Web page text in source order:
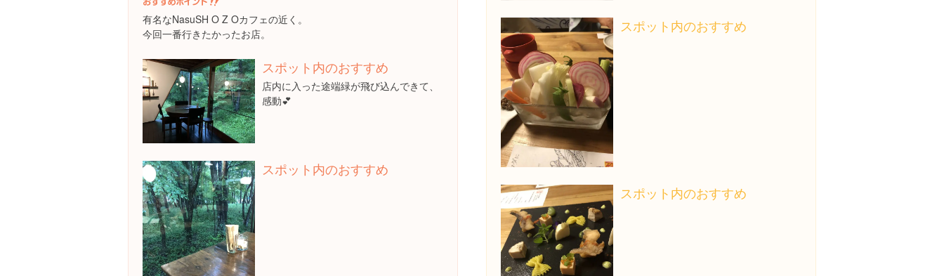
有名なNasuSH O Z Oカフェの近く。
今回一番行きたかったお店。
スポット内のおすすめ
店内に入った途端緑が飛び込んできて、
感動💕
スポット内のおすすめ
スポット内のおすすめ
スポット内のおすすめ